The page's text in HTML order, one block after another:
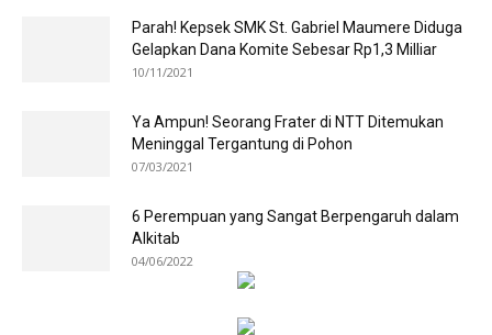
Parah! Kepsek SMK St. Gabriel Maumere Diduga
Gelapkan Dana Komite Sebesar Rp1,3 Milliar
10/11/2021
Ya Ampun! Seorang Frater di NTT Ditemukan
Meninggal Tergantung di Pohon
07/03/2021
6 Perempuan yang Sangat Berpengaruh dalam
Alkitab
04/06/2022